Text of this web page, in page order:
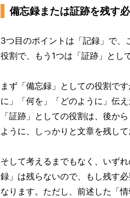
備忘録または証跡を残す
3つ目のポイントは「記録」で、
役割で、もう1つは「証跡」とし
まず「備忘録」としての役割で
に」「何を」「どのように」伝
「証跡」としての役割は、後か
ように、しっかりと文章を残して
そして考えるまでもなく、いず
録」は残らないので、もし残す
なります。ただし、前述した「